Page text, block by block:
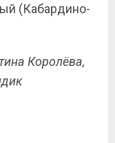
(Кабардино-
Королёва,